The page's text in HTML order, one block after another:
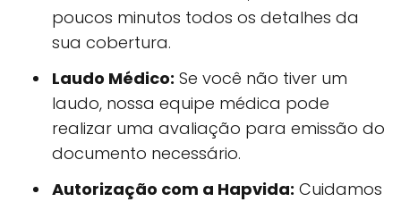
poucos minutos todos os detalhes da
sua cobertura.
Laudo Médico: Se você não tiver um
laudo, nossa equipe médica pode
realizar uma avaliação para emissão do
documento necessário.
Autorização com a Hapvida: Cuidamos